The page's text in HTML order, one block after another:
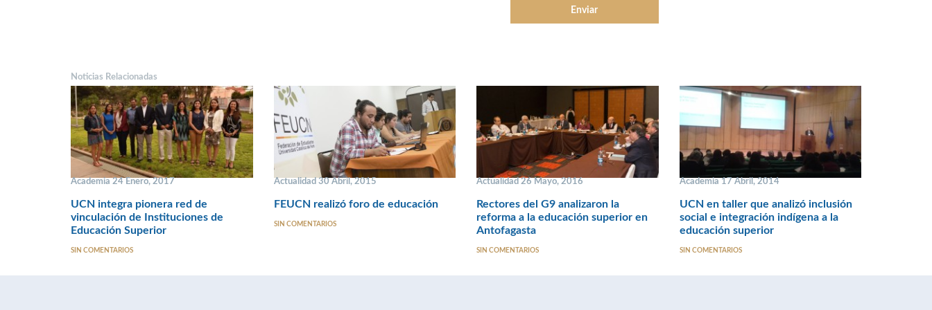
Noticias Relacionadas
Academia 24 Enero, 2017
UCN integra pionera red de
vinculación de Instituciones de
Educación Superior
SIN COMENTARIOS
Actualidad 30 Abril, 2015
FEUCN realizó foro de educación
SIN COMENTARIOS
Actualidad 26 Mayo, 2016
Rectores del G9 analizaron la
reforma a la educación superior en
Antofagasta
SIN COMENTARIOS
Academia 17 Abril, 2014
UCN en taller que analizó inclusión
social e integración indígena a la
educación superior
SIN COMENTARIOS